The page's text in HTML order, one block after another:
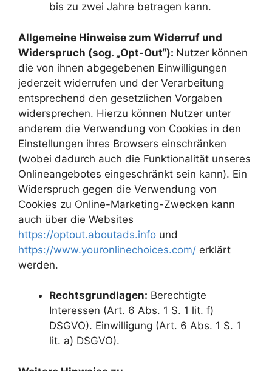
bis zu zwei Jahre betragen kann.
Allgemeine Hinweise zum Widerruf und
Widerspruch (sog. „Opt-Out“): Nutzer können
die von ihnen abgegebenen Einwilligungen
jederzeit widerrufen und der Verarbeitung
entsprechend den gesetzlichen Vorgaben
widersprechen. Hierzu können Nutzer unter
anderem die Verwendung von Cookies in den
Einstellungen ihres Browsers einschränken
(wobei dadurch auch die Funktionalität unseres
Onlineangebotes eingeschränkt sein kann). Ein
Widerspruch gegen die Verwendung von
Cookies zu Online-Marketing-Zwecken kann
auch über die Websites
https://optout.aboutads.info und
https://www.youronlinechoices.com/ erklärt
werden.
Rechtsgrundlagen: Berechtigte
Interessen (Art. 6 Abs. 1 S. 1 lit. f)
DSGVO). Einwilligung (Art. 6 Abs. 1 S. 1
lit. a) DSGVO).